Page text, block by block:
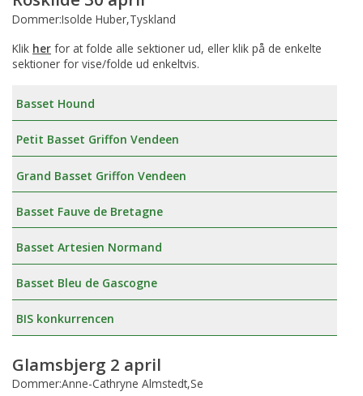
Dommer:Isolde Huber,Tyskland
Klik her for at folde alle sektioner ud, eller klik på de enkelte
sektioner for vise/folde ud enkeltvis.
Basset Hound
Petit Basset Griffon Vendeen
Grand Basset Griffon Vendeen
Basset Fauve de Bretagne
Basset Artesien Normand
Basset Bleu de Gascogne
BIS konkurrencen
Glamsbjerg 2 april
Dommer:Anne-Cathryne Almstedt,Se